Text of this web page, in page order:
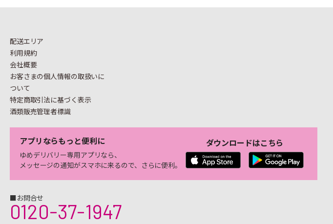
配送エリア
利用規約
会社概要
お客さまの個人情報の取扱いに
ついて
特定商取引法に基づく表示
酒類販売管理者標識
アプリならもっと便利に
ゆめデリバリー専用アプリなら、
メッセージの通知がスマホに来るので、さらに便利。
ダウンロードはこちら
■お問合せ
0120-37-1947